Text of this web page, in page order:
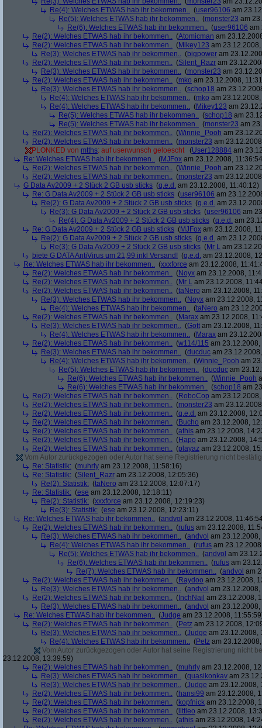
Re(4): Welches ETWAS hab ihr bekommen.. (user96106 am
Re(5): Welches ETWAS hab ihr bekommen.. (monster23 am
Re(6): Welches ETWAS hab ihr bekommen.. (user96106 am
Re(2): Welches ETWAS hab ihr bekommen.. (Atomicman am
Re(2): Welches ETWAS hab ihr bekommen.. (Mikey123 am
Re(3): Welches ETWAS hab ihr bekommen.. (bigpower am
Re(2): Welches ETWAS hab ihr bekommen.. (Silent_Razr am
Re(3): Welches ETWAS hab ihr bekommen.. (monster23 am
Re(2): Welches ETWAS hab ihr bekommen.. (mko am 23.12.2008,
Re(3): Welches ETWAS hab ihr bekommen.. (schop18 am
Re(4): Welches ETWAS hab ihr bekommen.. (mko am
Re(4): Welches ETWAS hab ihr bekommen.. (Mikey123 am
Re(5): Welches ETWAS hab ihr bekommen.. (schop18 am
Re(5): Welches ETWAS hab ihr bekommen.. (monster23 am
Re(2): Welches ETWAS hab ihr bekommen.. (Winnie_Pooh am
Re(2): Welches ETWAS hab ihr bekommen.. (monster23 am
PLONKED von mtths: auf userwunsch geloescht (User128884 am
Re: Welches ETWAS hab ihr bekommen.. (MJFox am 23.12.2008,
Re(2): Welches ETWAS hab ihr bekommen.. (Winnie_Pooh am
Re(2): Welches ETWAS hab ihr bekommen.. (monster23 am
G Data Av2009 + 2 Stück 2 GB usb sticks (q.e.d. am 23.12.2008, 11:40:12)
Re: G Data Av2009 + 2 Stück 2 GB usb sticks (user96106 am
Re(2): G Data Av2009 + 2 Stück 2 GB usb sticks (q.e.d. am
Re(3): G Data Av2009 + 2 Stück 2 GB usb sticks (user96106 am
Re(4): G Data Av2009 + 2 Stück 2 GB usb sticks (q.e.d. am
Re: G Data Av2009 + 2 Stück 2 GB usb sticks (MJFox am 23.12.2008,
Re(2): G Data Av2009 + 2 Stück 2 GB usb sticks (q.e.d. am
Re(3): G Data Av2009 + 2 Stück 2 GB usb sticks (Mr L am
biete G DATA AntiVirus um 21,99 inkl Versand! (q.e.d. am 23.12.2008,
Re: Welches ETWAS hab ihr bekommen.. (xxxforce am 23.12.2008,
Re(2): Welches ETWAS hab ihr bekommen.. (Noyx am 23.12.2008,
Re(2): Welches ETWAS hab ihr bekommen.. (Mr L am 23.12.2008,
Re(2): Welches ETWAS hab ihr bekommen.. (taNero am 23.12.2008,
Re(3): Welches ETWAS hab ihr bekommen.. (Noyx am 23.12.2008,
Re(4): Welches ETWAS hab ihr bekommen.. (taNero am
Re(2): Welches ETWAS hab ihr bekommen.. (Marax am 23.12.2008,
Re(3): Welches ETWAS hab ihr bekommen.. (Gott am 23.12.2008,
Re(4): Welches ETWAS hab ihr bekommen.. (Marax am
Re(2): Welches ETWAS hab ihr bekommen.. (w114/115 am 23.12.2008,
Re(3): Welches ETWAS hab ihr bekommen.. (ducduc am
Re(4): Welches ETWAS hab ihr bekommen.. (Winnie_Pooh am
Re(5): Welches ETWAS hab ihr bekommen.. (ducduc am
Re(6): Welches ETWAS hab ihr bekommen.. (Winnie_Pooh
Re(6): Welches ETWAS hab ihr bekommen.. (schop18 am
Re(2): Welches ETWAS hab ihr bekommen.. (RoboCop am
Re(2): Welches ETWAS hab ihr bekommen.. (monster23 am
Re(2): Welches ETWAS hab ihr bekommen.. (q.e.d. am 23.12.2008,
Re(2): Welches ETWAS hab ihr bekommen.. (Bucho am 23.12.2008,
Re(2): Welches ETWAS hab ihr bekommen.. (athis am 23.12.2008,
Re(2): Welches ETWAS hab ihr bekommen.. (Hapo am 23.12.2008,
Re(2): Welches ETWAS hab ihr bekommen.. (playaz am 23.12.2008,
Vom Autor zurückgezogen oder Autor hat seine Registrierung nicht
Re: Statistik: (muhrly am 23.12.2008, 11:58:16)
Re: Statistik: (Silent_Razr am 23.12.2008, 12:05:36)
Re(2): Statistik: (taNero am 23.12.2008, 12:07:17)
Re: Statistik: (ese am 23.12.2008, 12:18:11)
Re(2): Statistik: (xxxforce am 23.12.2008, 12:19:23)
Re(3): Statistik: (ese am 23.12.2008, 12:23:11)
Re: Welches ETWAS hab ihr bekommen.. (andvol am 23.12.2008,
Re(2): Welches ETWAS hab ihr bekommen.. (rufus am 23.12.2008,
Re(3): Welches ETWAS hab ihr bekommen.. (andvol am
Re(4): Welches ETWAS hab ihr bekommen.. (rufus am
Re(5): Welches ETWAS hab ihr bekommen.. (andvol am
Re(6): Welches ETWAS hab ihr bekommen.. (rufus am
Re(7): Welches ETWAS hab ihr bekommen.. (andvol am
Re(2): Welches ETWAS hab ihr bekommen.. (Raydoo am 23.12.2008,
Re(3): Welches ETWAS hab ihr bekommen.. (andvol am
Re(2): Welches ETWAS hab ihr bekommen.. ( InchNail am 23.12.2008,
Re(3): Welches ETWAS hab ihr bekommen.. (andvol am
Re: Welches ETWAS hab ihr bekommen.. (Judge am 23.12.2008,
Re(2): Welches ETWAS hab ihr bekommen.. (Petz am 23.12.2008,
Re(3): Welches ETWAS hab ihr bekommen.. (Judge am 23.12.2008,
Re(4): Welches ETWAS hab ihr bekommen.. (Petz am
Vom Autor zurückgezogen oder Autor hat seine Registrierung nicht
23.12.2008, 13:39:59)
Re(2): Welches ETWAS hab ihr bekommen.. (muhrly am 23.12.2008,
Re(3): Welches ETWAS hab ihr bekommen.. (quasikonkav am
Re(3): Welches ETWAS hab ihr bekommen.. (Judge am 23.12.2008,
Re(2): Welches ETWAS hab ihr bekommen.. (hansi99 am 23.12.2008,
Re(2): Welches ETWAS hab ihr bekommen.. (kopfnick am 23.12.2008,
Re(2): Welches ETWAS hab ihr bekommen.. ( littleo am 23.12.2008,
Re(2): Welches ETWAS hab ihr bekommen.. (athis am 23.12.2008,